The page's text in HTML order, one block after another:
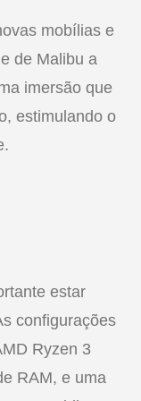
mobílias e
de Malibu a
imersão que
estimulando o
estar
configurações
Ryzen 3
RAM, e uma